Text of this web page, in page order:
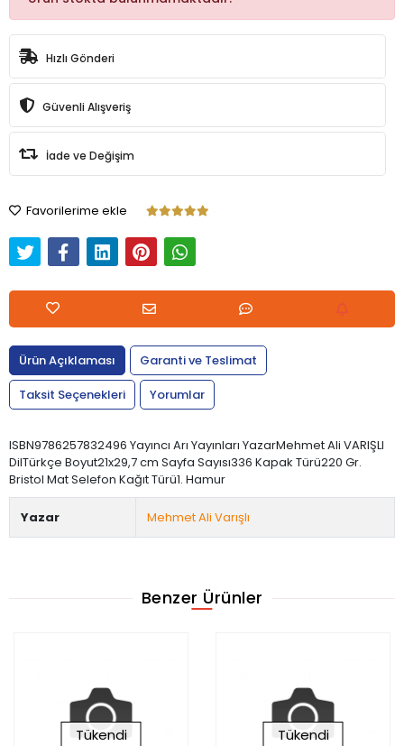
Hızlı Gönderi
Güvenli Alışveriş
İade ve Değişim
Favorilerime ekle
Ürün Açıklaması
Garanti ve Teslimat
Taksit Seçenekleri
Yorumlar
ISBN9786257832496 Yayıncı Arı Yayınları YazarMehmet Ali VARIŞLI
DilTürkçe Boyut21x29,7 cm Sayfa Sayısı336 Kapak Türü220 Gr.
Bristol Mat Selefon Kağıt Türü1. Hamur
Yazar Mehmet Ali Varışlı
Benzer Ürünler
Tükendi Tükendi